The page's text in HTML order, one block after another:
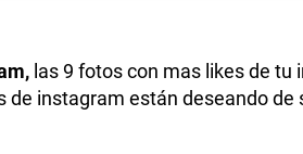
las 9 fotos con mas likes de tu
de instagram están deseando